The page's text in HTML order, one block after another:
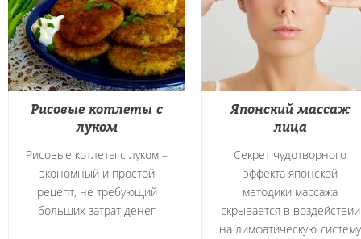
Рисовые котлеты с
луком
Рисовые котлеты с луком –
экономный и простой
рецепт, не требующий
больших затрат денег
Японский массаж
лица
Секрет чудотворного
эффекта японской
методики массажа
скрывается в воздействии
на лимфатическую систему